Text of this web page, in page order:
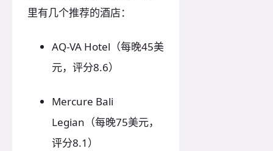
里有几个推荐的酒店：
AQ-VA Hotel（每晚45美
元，评分8.6）
Mercure Bali
Legian（每晚75美元，
评分8.1）